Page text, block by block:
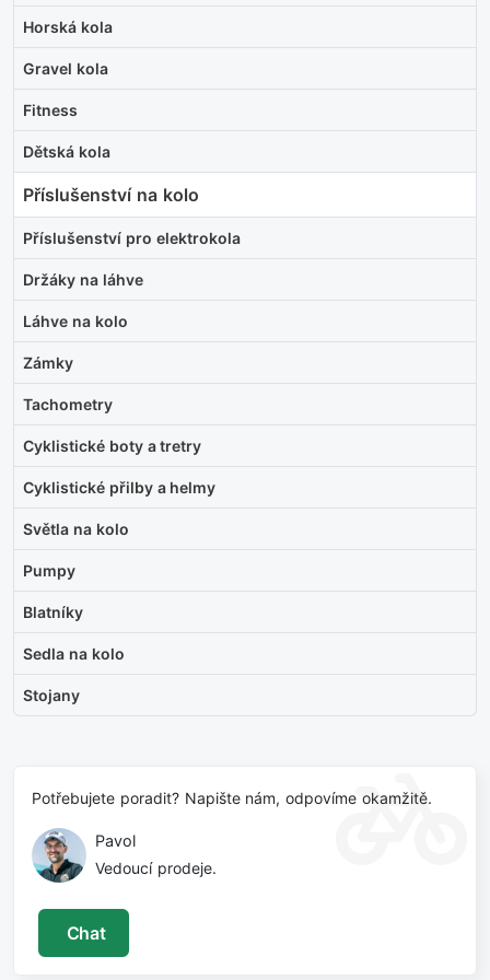
Horská kola
Gravel kola
Fitness
Dětská kola
Příslušenství na kolo
Příslušenství pro elektrokola
Držáky na láhve
Láhve na kolo
Zámky
Tachometry
Cyklistické boty a tretry
Cyklistické přilby a helmy
Světla na kolo
Pumpy
Blatníky
Sedla na kolo
Stojany
Potřebujete poradit? Napište nám, odpovíme okamžitě.
Pavol
Vedoucí prodeje.
Chat